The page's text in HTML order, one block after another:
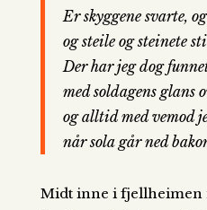
Er skyggene svarte,
og steile og steinete
Der har jeg dog
med soldagens glans
og alltid med vemod
når sola går ned
Midt inne i fjellheimen